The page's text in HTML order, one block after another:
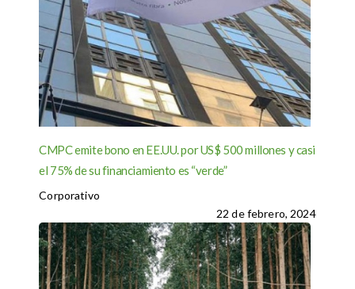
CMPC emite bono en EE.UU. por US$ 500 millones y casi
el 75% de su financiamiento es “verde”
Corporativo
22 de febrero, 2024